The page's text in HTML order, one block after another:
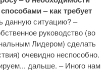
– как требует
данную ситуацию? –
руководство (во
Лидером) сделать
очевидно неспособно.
дальше. – Иного нам